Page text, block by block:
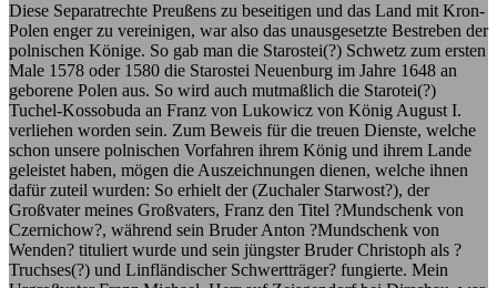
Diese Separatrechte Preußens zu beseitigen und das Land mit Kron-
Polen enger zu vereinigen, war also das unausgesetzte Bestreben der
polnischen Könige. So gab man die Starostei(?) Schwetz zum ersten
Male 1578 oder 1580 die Starostei Neuenburg im Jahre 1648 an
geborene Polen aus. So wird auch mutmaßlich die Starotei(?)
Tuchel-Kossobuda an Franz von Lukowicz von König August I.
verliehen worden sein. Zum Beweis für die treuen Dienste, welche
schon unsere polnischen Vorfahren ihrem König und ihrem Lande
geleistet haben, mögen die Auszeichnungen dienen, welche ihnen
dafür zuteil wurden: So erhielt der (Zuchaler Starwost?), der
Großvater meines Großvaters, Franz den Titel ?Mundschenk von
Czernichow?, während sein Bruder Anton ?Mundschenk von
Wenden? tituliert wurde und sein jüngster Bruder Christoph als ?
Truchses(?) und Linfländischer Schwertträger? fungierte. Mein